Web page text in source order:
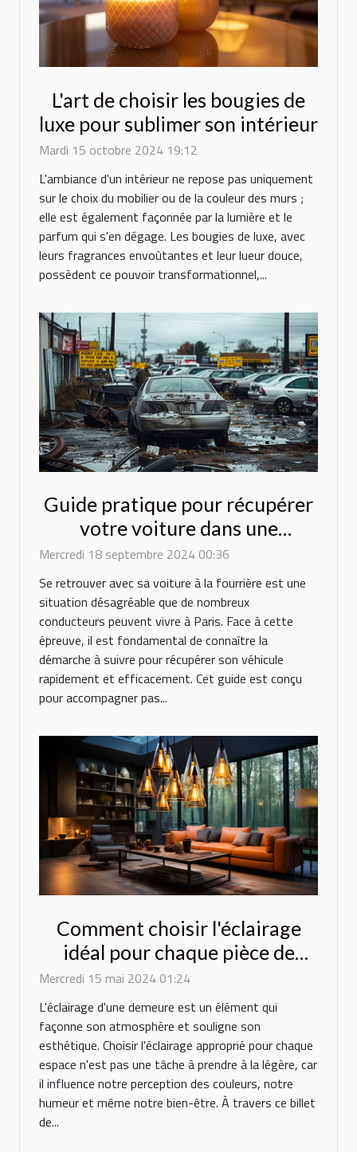
L'art de choisir les bougies de
luxe pour sublimer son intérieur
Mardi 15 octobre 2024 19:12
L'ambiance d'un intérieur ne repose pas uniquement
sur le choix du mobilier ou de la couleur des murs ;
elle est également façonnée par la lumière et le
parfum qui s'en dégage. Les bougies de luxe, avec
leurs fragrances envoûtantes et leur lueur douce,
possèdent ce pouvoir transformationnel,...
Guide pratique pour récupérer
votre voiture dans une
fourrière parisienne
Mercredi 18 septembre 2024 00:36
Se retrouver avec sa voiture à la fourrière est une
situation désagréable que de nombreux
conducteurs peuvent vivre à Paris. Face à cette
épreuve, il est fondamental de connaître la
démarche à suivre pour récupérer son véhicule
rapidement et efficacement. Cet guide est conçu
pour accompagner pas...
Comment choisir l'éclairage
idéal pour chaque pièce de
votre maison : conseils
pratiques et tendances
actuelles
Mercredi 15 mai 2024 01:24
L'éclairage d'une demeure est un élément qui
façonne son atmosphère et souligne son
esthétique. Choisir l'éclairage approprié pour chaque
espace n'est pas une tâche à prendre à la légère, car
il influence notre perception des couleurs, notre
humeur et même notre bien-être. À travers ce billet
de...